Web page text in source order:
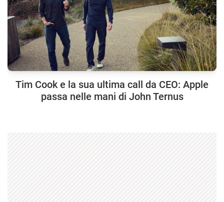
Tim Cook e la sua ultima call da CEO: Apple
passa nelle mani di John Ternus